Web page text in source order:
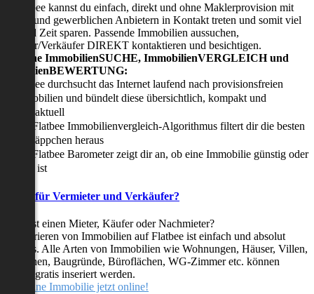
Flatbee kannst du einfach, direkt und ohne Maklerprovision mit
und gewerblichen Anbietern in Kontakt treten und somit viel
und Zeit sparen. Passende Immobilien aussuchen,
Verkäufer DIREKT kontaktieren und besichtigen.
in-one ImmobilienSUCHE, ImmobilienVERGLEICH und
Flatbee durchsucht das Internet laufend nach provisionsfreien
Immobilien und bündelt diese übersichtlich, kompakt und
tagesaktuell
Der Flatbee Immobilienvergleich-Algorithmus filtert dir die besten
Schnäppchen heraus
Der Flatbee Barometer zeigt dir an, ob eine Immobilie günstig oder
teuer ist
für Vermieter und Verkäufer?
suchst einen Mieter, Käufer oder Nachmieter?
Inserieren von Immobilien auf Flatbee ist einfach und absolut
Alle Arten von Immobilien wie Wohnungen, Häuser, Villen,
Baugründe, Büroflächen, WG-Zimmer etc. können
gratis inseriert werden.
deine Immobilie jetzt online!